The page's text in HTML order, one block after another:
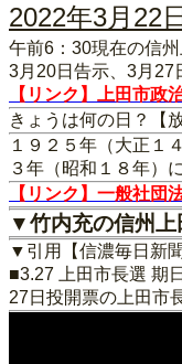
2022年3月22
午前6：30現在の信
3月20日告示、3月27
【リンク】上田市政
きょうは何の日？【
１９２５年（大正１
３年（昭和１８年）
【リンク】一般社団
▼竹内充の信州
▼引用【信濃毎日新聞
■3.27 上田市長選 期
27日投開票の上田市